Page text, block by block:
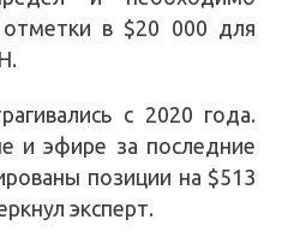
отметки в $20 000 для
с 2020 года.
и эфире за последние
позиции на $513
эксперт.